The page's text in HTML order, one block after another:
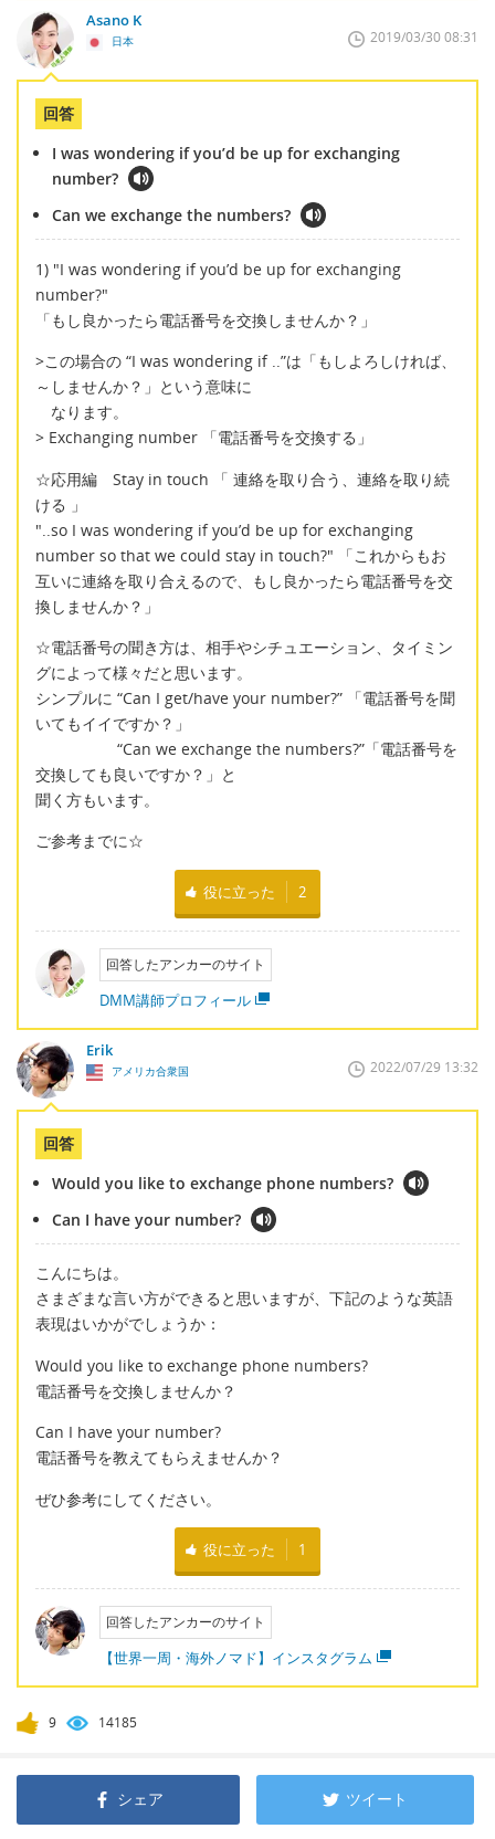
Asano K
日本 2019/03/30 08:31
回答
I was wondering if you’d be up for exchanging
number?
Can we exchange the numbers?
1) "I was wondering if you’d be up for exchanging
number?"
「もし良かったら電話番号を交換しませんか？」
>この場合の “I was wondering if ..”は「もしよろしければ、
～しませんか？」という意味に
なります。
> Exchanging number 「電話番号を交換する」
☆応用編 Stay in touch 「 連絡を取り合う、連絡を取り続
ける 」
"..so I was wondering if you’d be up for exchanging
number so that we could stay in touch?" 「これからもお
互いに連絡を取り合えるので、もし良かったら電話番号を交
換しませんか？」
☆電話番号の聞き方は、相手やシチュエーション、タイミン
グによって様々だと思います。
シンプルに “Can I get/have your number?” 「電話番号を聞
いてもイイですか？」
“Can we exchange the numbers?”「電話番号を
交換しても良いですか？」と
聞く方もいます。
ご参考までに☆
役に立った 2
回答したアンカーのサイト
DMM講師プロフィール
Erik
アメリカ合衆国 2022/07/29 13:32
回答
Would you like to exchange phone numbers?
Can I have your number?
こんにちは。
さまざまな言い方ができると思いますが、下記のような英語
表現はいかがでしょうか：
Would you like to exchange phone numbers?
電話番号を交換しませんか？
Can I have your number?
電話番号を教えてもらえませんか？
ぜひ参考にしてください。
役に立った 1
回答したアンカーのサイト
【世界一周・海外ノマド】インスタグラム
9 14185
シェア ツイート